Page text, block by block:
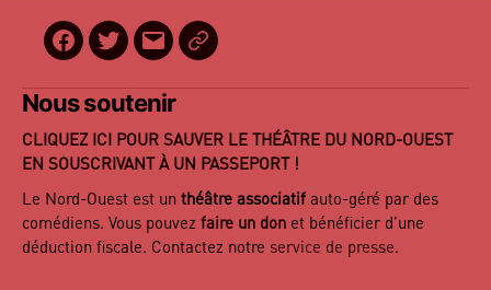
Facebook
Twitter
E-
mail
BilletReduc
Nous soutenir
CLIQUEZ ICI POUR SAUVER LE THÉÂTRE DU NORD-OUEST
EN SOUSCRIVANT À UN PASSEPORT !
Le Nord-Ouest est un théâtre associatif auto-géré par des
comédiens. Vous pouvez faire un don et bénéficier d’une
déduction fiscale. Contactez notre service de presse.